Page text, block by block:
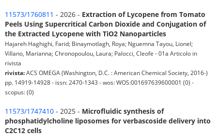
11573/1760811 - 2026 - Extraction of Lycopene from Tomato
Peels Using Supercritical Carbon Dioxide and Conjugation of
the Extracted Lycopene with TiO2 Nanoparticles
Hajareh Haghighi, Farid; Binaymotlagh, Roya; Nguemna Tayou, Lionel;
Villano, Marianna; Chronopoulou, Laura; Palocci, Cleofe - 01a Articolo in
rivista
rivista:ACS OMEGA (Washington, D.C. : American Chemical Society, 2016-)
pp. 14919-14928 - issn: 2470-1343 - wos: WOS:001697639600001 (0) -
scopus: (0)
11573/1747410 - 2025 - Microfluidic synthesis of
phosphatidylcholine liposomes for verbascoside delivery into
C2C12 cells